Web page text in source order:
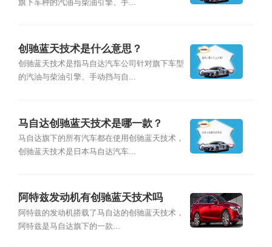
旗下车种的汽油与柴油引擎、手...
创驰蓝天技术是什么意思？
创驰蓝天技术是指马自达汽车公司针对旗下车型
的汽油与柴油引擎、手动挡与自...
马自达创驰蓝天技术是哪一款？
马自达旗下的所有汽车都在使用创驰蓝天技术，
创驰蓝天技术是日本马自达汽车...
阿特兹发动机有创驰蓝天技术吗
阿特兹的发动机搭载了马自达的创驰蓝天技术，
阿特兹是马自达旗下的一款...